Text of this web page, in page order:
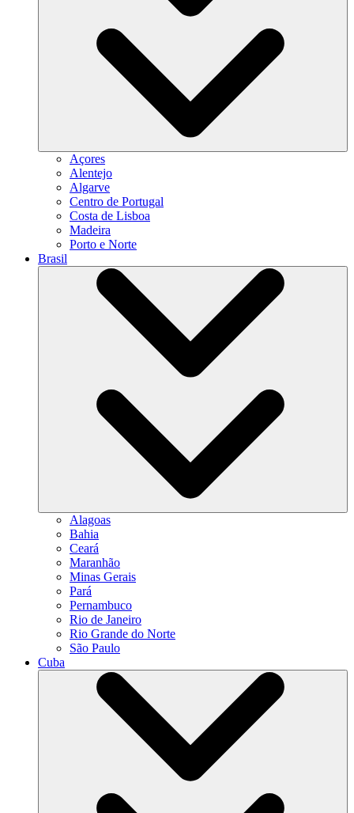
Açores
Alentejo
Algarve
Centro de Portugal
Costa de Lisboa
Madeira
Porto e Norte
Brasil
Alagoas
Bahia
Ceará
Maranhão
Minas Gerais
Pará
Pernambuco
Rio de Janeiro
Rio Grande do Norte
São Paulo
Cuba